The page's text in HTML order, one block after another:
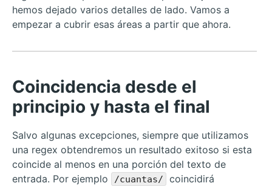
hemos dejado varios detalles de lado. Vamos a
empezar a cubrir esas áreas a partir que ahora.
Coincidencia desde el
principio y hasta el final
Salvo algunas excepciones, siempre que utilizamos
una regex obtendremos un resultado exitoso si esta
coincide al menos en una porción del texto de
entrada. Por ejemplo
/cuantas/
coincidirá